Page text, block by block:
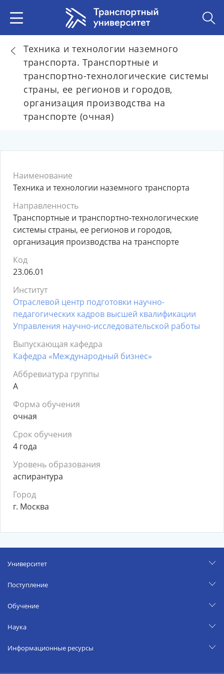
Техника и технологии наземного
транспорта. Транспортные и
транспортно-технологические системы
страны, ее регионов и городов,
организация производства на
транспорте (очная)
Наименование
Техника и технологии наземного транспорта
Направленность
Транспортные и транспортно-технологические
системы страны, ее регионов и городов,
организация производства на транспорте
Код
23.06.01
Институт
Отраслевой центр подготовки научно-
педагогических кадров высшей квалификации
Управления научно-исследовательской работы
Выпускающая кафедра
Кафедра «Международный бизнес»
Аббревиатура группы
А
Форма обучения
очная
Срок обучения
4 года
Уровень образования
аспирантура
Город
г. Москва
Университет
Поступление
Обучение
Наука
Информационные ресурсы